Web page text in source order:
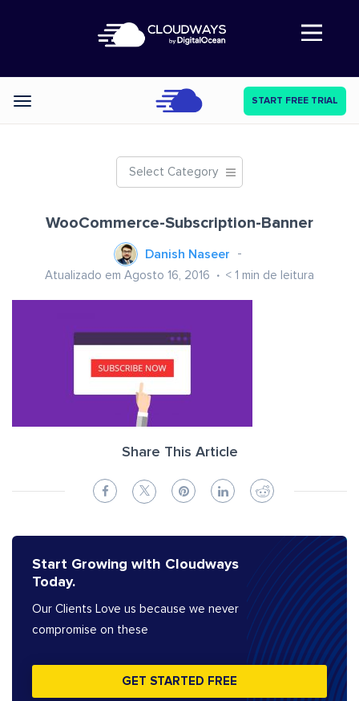
Abre a navegação
Categories START FREE TRIAL
Select Category
WooCommerce-Subscription-Banner
Danish Naseer
Atualizado em Agosto 16, 2016 < 1 min de leitura
Share This Article
Start Growing with Cloudways
Today.
Our Clients Love us because we never
compromise on these
GET STARTED FREE